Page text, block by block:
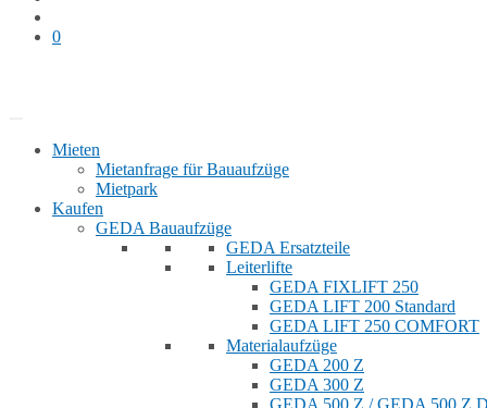
0
Mieten
Mietanfrage für Bauaufzüge
Mietpark
Kaufen
GEDA Bauaufzüge
GEDA Ersatzteile
Leiterlifte
GEDA FIXLIFT 250
GEDA LIFT 200 Standard
GEDA LIFT 250 COMFORT
Materialaufzüge
GEDA 200 Z
GEDA 300 Z
GEDA 500 Z / GEDA 500 Z